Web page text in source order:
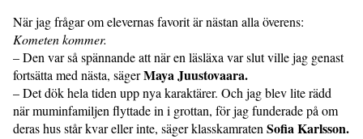
När jag frågar om elevernas favorit är nästan alla överens:
Kometen kommer.
– Den var så spännande att när en läsläxa var slut ville jag genast
fortsätta med nästa, sägerMaya Juustovaara.
– Det dök hela tiden upp nya karaktärer. Och jag blev lite rädd
när muminfamiljen flyttade in i grottan, för jag funderade på om
deras hus står kvar eller inte, säger klasskamraten Sofia Karlsson.